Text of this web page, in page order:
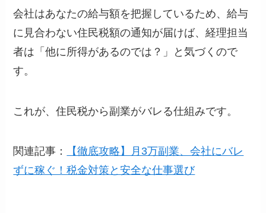
会社はあなたの給与額を把握しているため、給与
に見合わない住民税額の通知が届けば、経理担当
者は「他に所得があるのでは？」と気づくので
す。
これが、住民税から副業がバレる仕組みです。
関連記事：
【徹底攻略】月3万副業、会社にバレ
ずに稼ぐ！税金対策と安全な仕事選び